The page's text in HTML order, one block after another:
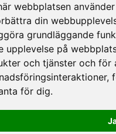
webbplatsen
din
grundläggande
upplevelse på
och tjänster och för
,
för dig.